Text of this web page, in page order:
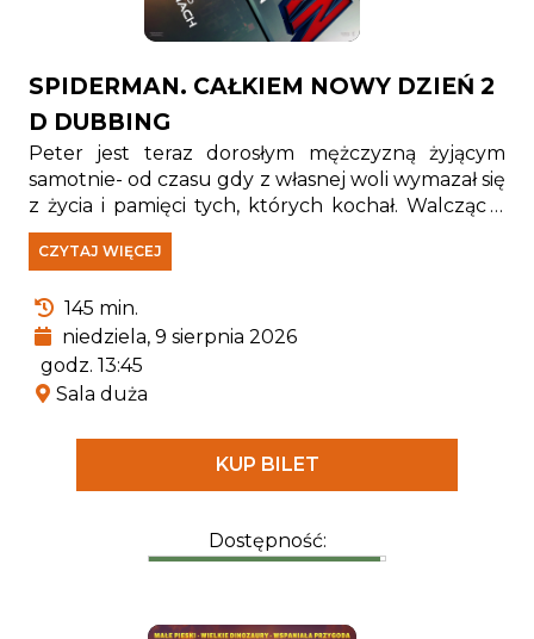
SPIDERMAN. CAŁKIEM NOWY DZIEŃ 2
D DUBBING
Peter jest teraz dorosłym mężczyzną żyjącym
samotnie- od czasu gdy z własnej woli wymazał się
z życia i pamięci tych, których kochał. Walcząc z
przestępczością w Nowym Jorku, który nie zna
już jego imienia, w pełni poświęcił się ochronie
przytłaczać, presja wywołuje zaskakującą fizyczną
przemianę, która zagraża jego istnieniu, podczas
gdy nowy, niepokojący schemat zbrodni prowadzi
do pojawienia się jednego z najpotężniejszych
CZYTAJ WIĘCEJ
145 min.
niedziela, 9 sierpnia 2026
godz. 13:45
Sala duża
KUP BILET
Dostępność: